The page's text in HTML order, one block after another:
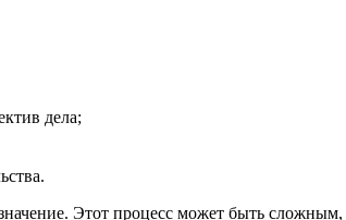
дела;
Этот процесс может быть сложным,